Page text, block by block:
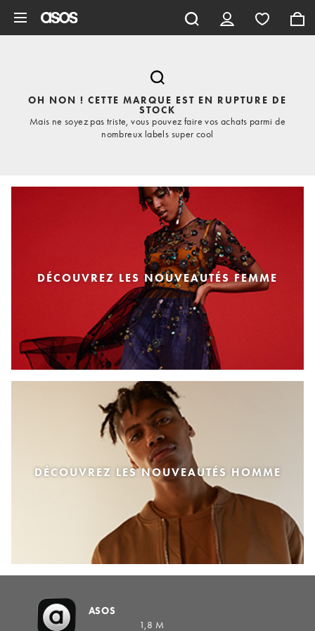
OH NON ! CETTE MARQUE EST EN RUPTURE DE
STOCK
Mais ne soyez pas triste, vous pouvez faire vos achats parmi de
nombreux labels super cool
DÉCOUVREZ LES NOUVEAUTÉS FEMME
DÉCOUVREZ LES NOUVEAUTÉS HOMME
ASOS
1,8 M